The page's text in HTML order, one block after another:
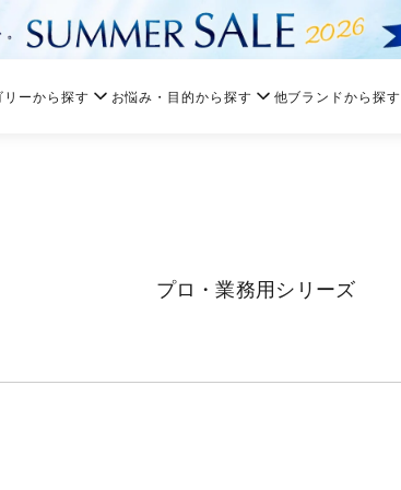
リーから探す お悩み・目的から探す 他ブランドから探す
プロ・業務用シリーズ